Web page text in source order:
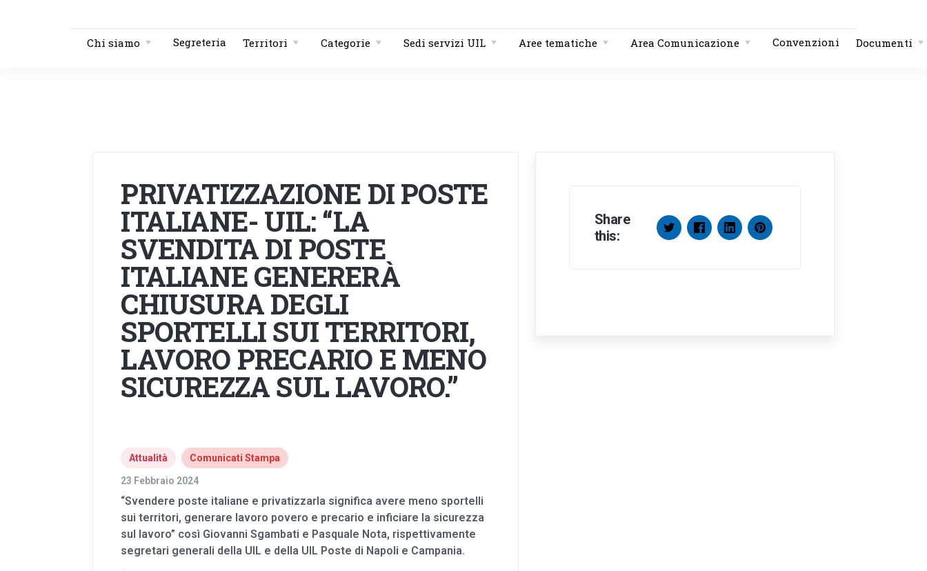
Chi siamo Segreteria Territori Categorie Sedi servizi UIL Aree tematiche Area Comunicazione Convenzioni Documenti
PRIVATIZZAZIONE DI POSTE
ITALIANE- UIL: “LA
SVENDITA DI POSTE
ITALIANE GENERERÀ
CHIUSURA DEGLI
SPORTELLI SUI TERRITORI,
LAVORO PRECARIO E MENO
SICUREZZA SUL LAVORO.”
Attualità Comunicati Stampa
23 Febbraio 2024
“Svendere poste italiane e privatizzarla significa avere meno sportelli
sui territori, generare lavoro povero e precario e inficiare la sicurezza
sul lavoro” così Giovanni Sgambati e Pasquale Nota, rispettivamente
segretari generali della UIL e della UIL Poste di Napoli e Campania.
Share
this: